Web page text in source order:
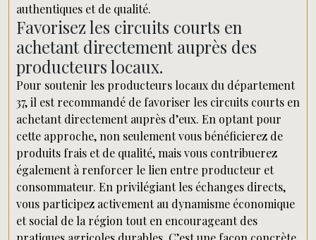
authentiques et de qualité.
Favorisez les circuits courts en
achetant directement auprès des
producteurs locaux.
Pour soutenir les producteurs locaux du département
37, il est recommandé de favoriser les circuits courts en
achetant directement auprès d’eux. En optant pour
cette approche, non seulement vous bénéficierez de
produits frais et de qualité, mais vous contribuerez
également à renforcer le lien entre producteur et
consommateur. En privilégiant les échanges directs,
vous participez activement au dynamisme économique
et social de la région tout en encourageant des